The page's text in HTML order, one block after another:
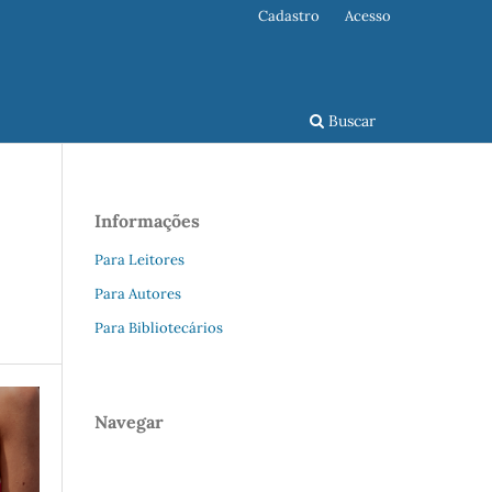
Buscar
Cadastro Acesso
Informações
Para Leitores
Para Autores
Para Bibliotecários
Navegar